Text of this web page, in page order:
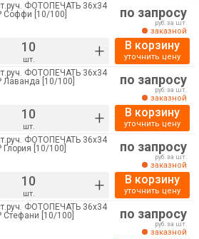
ФОТОПЕЧАТЬ 36х34
Соффи [10/100]
шт. +
по запросу
руб. за шт.
заказной
В корзину
уточнить цену
ФОТОПЕЧАТЬ 36х34
[10/100]
шт. +
по запросу
руб. за шт.
заказной
В корзину
уточнить цену
ФОТОПЕЧАТЬ 36х34
[10/100]
шт. +
по запросу
руб. за шт.
заказной
В корзину
уточнить цену
ФОТОПЕЧАТЬ 36х34
[10/100]
по запросу
руб. за шт.
заказной